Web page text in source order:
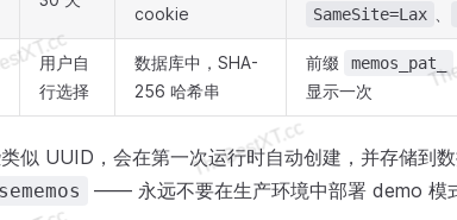
cookie
SameSite=Lax
用户自
行选择
数据库中，SHA-
256 哈希串
前缀 memos_pat_
显示一次
似 UUID，会在第一次运行时自动创建，并存储到
—— 永远不要在生产环境中部署 demo 模